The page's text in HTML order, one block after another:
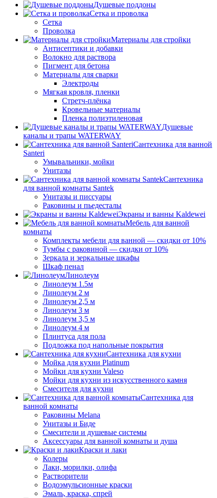
Душевые поддоны
Сетка и проволка
Сетка
Проволка
Материалы для стройки
Антисептики и добавки
Волокно для раствора
Пигмент для бетона
Материалы для сварки
Электроды
Мягкая кровля, пленки
Стретч-плёнка
Кровельные материалы
Пленка полиэтиленовая
Душевые
каналы и трапы WATERWAY
Сантехника для ванной
Santeri
Умывальники, мойки
Унитазы
Сантехника
для ванной комнаты Santek
Унитазы и писсуары
Раковины и пьедесталы
Экраны и ванны Kaldewei
Мебель для ванной
комнаты
Комплекты мебели для ванной — скидки от 10%
Тумбы с раковиной — скидки от 10%
Зеркала и зеркальные шкафы
Шкаф пенал
Линолеум
Линолеум 1.5м
Линолеум 2 м
Линолеум 2,5 м
Линолеум 3 м
Линолеум 3,5 м
Линолеум 4 м
Плинтуса для пола
Подложка под напольные покрытия
Сантехника для кухни
Мойка для кухни Platinum
Мойки для кухни Valeso
Мойки для кухни из искусственного камня
Смесителя для кухни
Сантехника для
ванной комнаты
Раковины Melana
Унитазы и Биде
Смесители и душевые системы
Аксессуары для ванной комнаты и душа
Краски и лаки
Колеры
Лаки, морилки, олифа
Растворители
Водоэмульсионные краски
Эмаль, краска, спрей